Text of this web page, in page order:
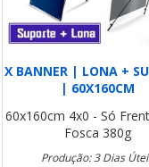
X BANNER | LONA +
| 60X160CM
60x160cm 4x0 - Só
Fosca 380g
Produção: 3 Dias